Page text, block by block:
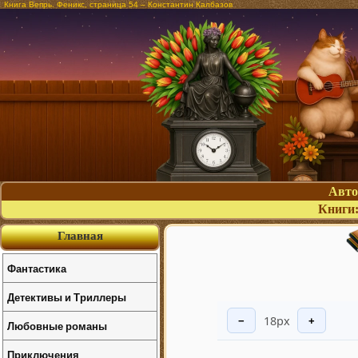
Книга Вепрь. Феникс, страница 54 – Константин Калбазов
− 18px +
Главная
Фантастика
Детективы и Триллеры
Любовные романы
Приключения